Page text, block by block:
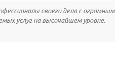
своего дела с огромным
услуг на высочайшем уровне.